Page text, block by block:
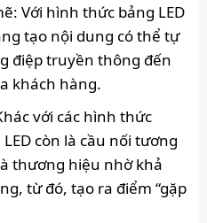
Với hình thức bảng LED
tạo nội dung có thể tự
điệp truyền thông đến
khách hàng.
với các hình thức
còn là cầu nối tương
thương hiệu nhờ khả
từ đó, tạo ra điểm “gặp